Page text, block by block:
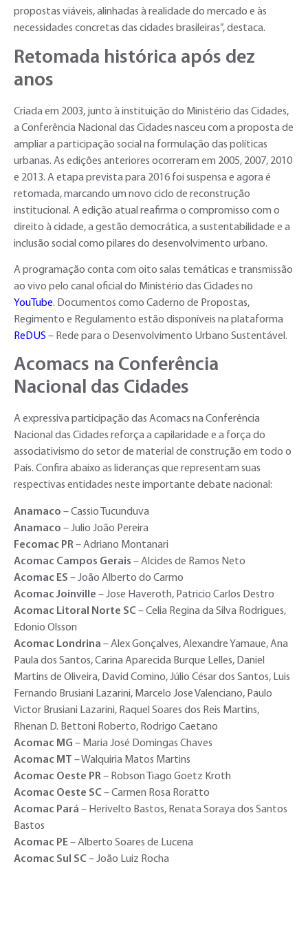
propostas viáveis, alinhadas à realidade do mercado e às
necessidades concretas das cidades brasileiras”, destaca.
Retomada histórica após dez
anos
Criada em 2003, junto à instituição do Ministério das Cidades,
a Conferência Nacional das Cidades nasceu com a proposta de
ampliar a participação social na formulação das políticas
urbanas. As edições anteriores ocorreram em 2005, 2007, 2010
e 2013. A etapa prevista para 2016 foi suspensa e agora é
retomada, marcando um novo ciclo de reconstrução
institucional. A edição atual reafirma o compromisso com o
direito à cidade, a gestão democrática, a sustentabilidade e a
inclusão social como pilares do desenvolvimento urbano.
A programação conta com oito salas temáticas e transmissão
ao vivo pelo canal oficial do Ministério das Cidades no
YouTube. Documentos como Caderno de Propostas,
Regimento e Regulamento estão disponíveis na plataforma
ReDUS – Rede para o Desenvolvimento Urbano Sustentável.
Acomacs na Conferência
Nacional das Cidades
A expressiva participação das Acomacs na Conferência
Nacional das Cidades reforça a capilaridade e a força do
associativismo do setor de material de construção em todo o
País. Confira abaixo as lideranças que representam suas
respectivas entidades neste importante debate nacional:
Anamaco – Cassio Tucunduva
Anamaco – Julio João Pereira
Fecomac PR– Adriano Montanari
Acomac Campos Gerais – Alcides de Ramos Neto
Acomac ES – João Alberto do Carmo
Acomac Joinville – Jose Haveroth, Patricio Carlos Destro
Acomac Litoral Norte SC – Celia Regina da Silva Rodrigues,
Edonio Olsson
Acomac Londrina – Alex Gonçalves, Alexandre Yamaue, Ana
Paula dos Santos, Carina Aparecida Burque Lelles, Daniel
Martins de Oliveira, David Comino, Júlio César dos Santos, Luis
Fernando Brusiani Lazarini, Marcelo Jose Valenciano, Paulo
Victor Brusiani Lazarini, Raquel Soares dos Reis Martins,
Rhenan D. Bettoni Roberto, Rodrigo Caetano
Acomac MG – Maria José Domingas Chaves
Acomac MT – Walquiria Matos Martins
Acomac Oeste PR– Robson Tiago Goetz Kroth
Acomac Oeste SC – Carmen Rosa Roratto
Acomac Pará – Herivelto Bastos, Renata Soraya dos Santos
Bastos
Acomac PE– Alberto Soares de Lucena
Acomac Sul SC – João Luiz Rocha